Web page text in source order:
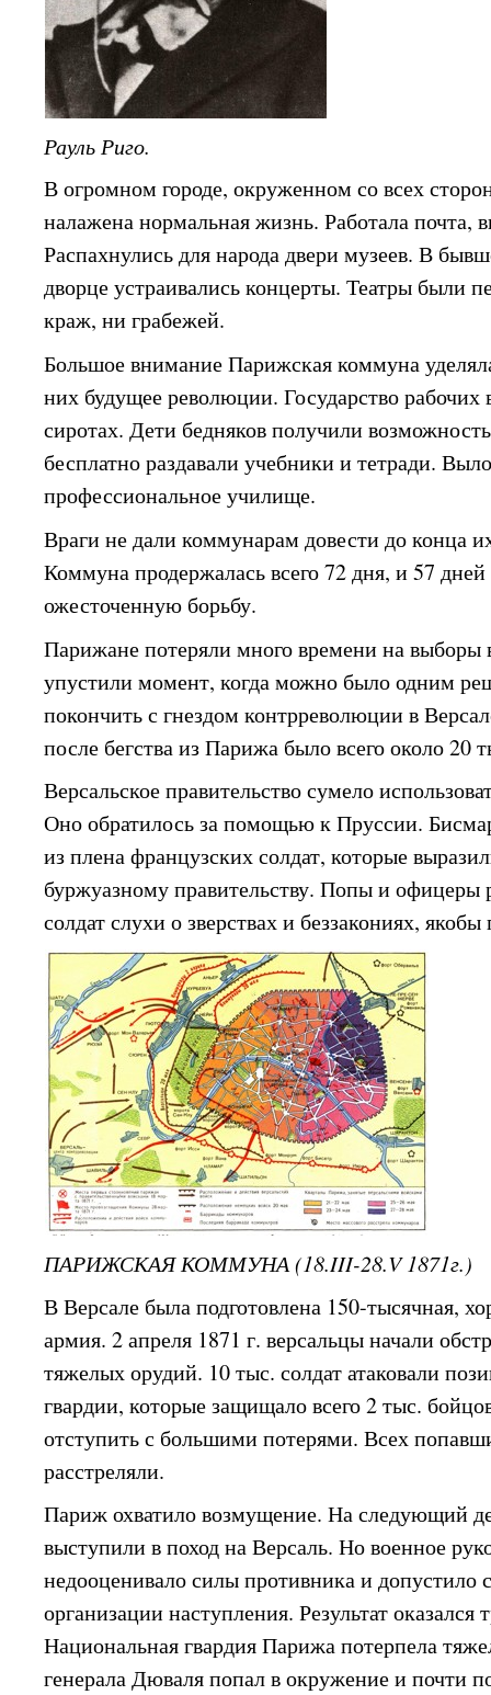
Рауль Риго.
В огромном городе, окруженном со всех
налажена нормальная жизнь. Работала почта,
Распахнулись для народа двери музеев. В
дворце устраивались концерты. Театры были
краж, ни грабежей.
Большое внимание Парижская коммуна
них будущее революции. Государство рабочих
сиротах. Дети бедняков получили
бесплатно раздавали учебники и тетради.
профессиональное училище.
Враги не дали коммунарам довести до конца
Коммуна продержалась всего 72 дня, и 57
ожесточенную борьбу.
Парижане потеряли много времени на
упустили момент, когда можно было одним
покончить с гнездом контрреволюции в
после бегства из Парижа было всего около 20
Версальское правительство сумело
Оно обратилось за помощью к Пруссии.
из плена французских солдат, которые
буржуазному правительству. Попы и офицеры
солдат слухи о зверствах и беззакониях,
ПАРИЖСКАЯ КОММУНА (18.III-28.V 1871г.)
В Версале была подготовлена 150-тысячная,
армия. 2 апреля 1871 г. версальцы начали
тяжелых орудий. 10 тыс. солдат атаковали
гвардии, которые защищало всего 2 тыс.
отступить с большими потерями. Всех
расстреляли.
Париж охватило возмущение. На следующий
выступили в поход на Версаль. Но военное
недооценивало силы противника и допустило
организации наступления. Результат оказался
Национальная гвардия Парижа потерпела
генерала Дюваля попал в окружение и почти